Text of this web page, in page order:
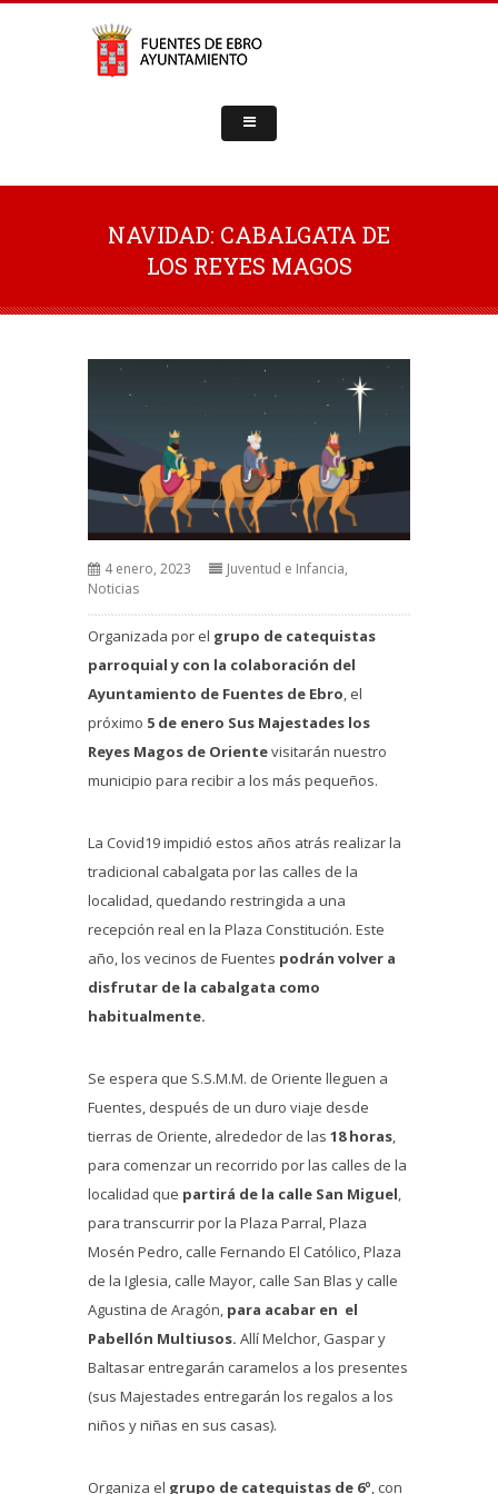
NAVIDAD: CABALGATA DE
LOS REYES MAGOS
4 enero, 2023 Juventud e Infancia,
Noticias
Organizada por el grupo de catequistas
parroquial y con la colaboración del
Ayuntamiento de Fuentes de Ebro, el
próximo 5 de enero Sus Majestades los
Reyes Magos de Orientevisitarán nuestro
municipio para recibir a los más pequeños.
La Covid19 impidió estos años atrás realizar la
tradicional cabalgata por las calles de la
localidad, quedando restringida a una
recepción real en la Plaza Constitución. Este
año, los vecinos de Fuentes podrán volver a
disfrutar de la cabalgata como
habitualmente.
Se espera que S.S.M.M. de Oriente lleguen a
Fuentes, después de un duro viaje desde
tierras de Oriente, alrededor de las 18 horas,
para comenzar un recorrido por las calles de la
localidad que partirá de la calle San Miguel,
para transcurrir por la Plaza Parral, Plaza
Mosén Pedro, calle Fernando El Católico, Plaza
de la Iglesia, calle Mayor, calle San Blas y calle
Agustina de Aragón, para acabar en el
Pabellón Multiusos. Allí Melchor, Gaspar y
Baltasar entregarán caramelos a los presentes
(sus Majestades entregarán los regalos a los
niños y niñas en sus casas).
Organiza el grupo de catequistas de 6º, con